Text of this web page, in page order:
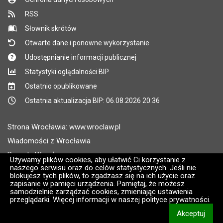
Używamy plików cookies, aby ułatwić Ci korzystanie z
naszego serwisu oraz do celów statystycznych. Jeśli nie
blokujesz tych plików, to zgadzasz się na ich użycie oraz
zapisanie w pamięci urządzenia. Pamiętaj, że możesz
samodzielnie zarządzać cookies, zmieniając ustawienia
przeglądarki. Więcej informacji w naszej polityce prywatności.
Akceptuj
RSS
Słownik skrótów
Otwarte dane i ponowne wykorzystanie
Udostępnianie informacji publicznej
Statystyki oglądalności BIP
Ostatnio opublikowane
Ostatnia aktualizacja BIP: 06.08.2026 20:36
Strona Wrocławia: www.wroclaw.pl
Wiadomości z Wrocławia
Pogoda Wrocław
Rozkłady jazdy MPK Wrocław
Administratorem wroclaw.pl jest: ARAW
Wersja systemu: 2.8.30.09